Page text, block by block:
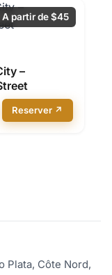
A partir de $45
–
Reserver ↗
Plata, Côte Nord,